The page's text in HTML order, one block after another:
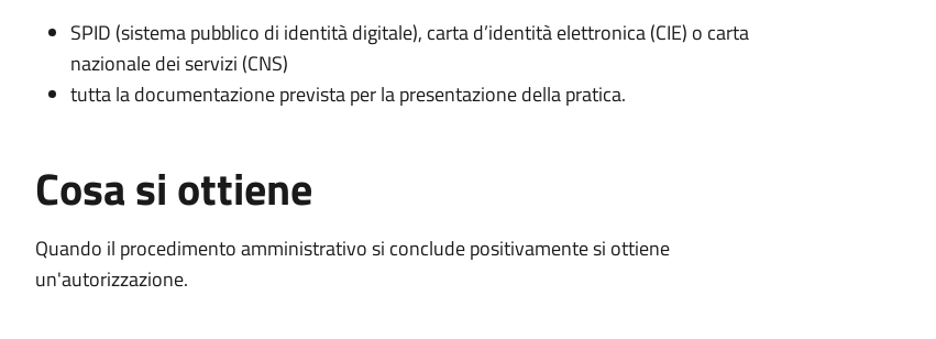
SPID (sistema pubblico di identità digitale), carta d’identità elettronica (CIE) o carta
nazionale dei servizi (CNS)
tutta la documentazione prevista per la presentazione della pratica.
Cosa si ottiene
Quando il procedimento amministrativo si conclude positivamente si ottiene
un'autorizzazione.